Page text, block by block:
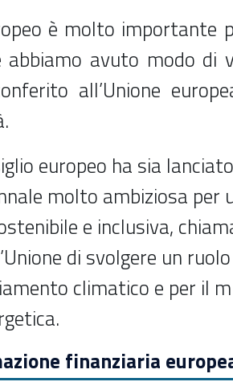
è molto importante
abbiamo avuto modo
all’Unione
europeo ha sia
molto ambiziosa per
e inclusiva,
di svolgere un
climatico e per il
finanziaria